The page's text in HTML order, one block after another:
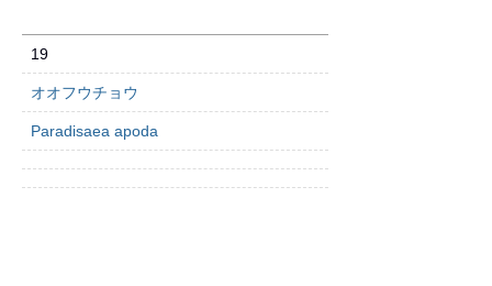
19
オオフウチョウ
Paradisaea apoda